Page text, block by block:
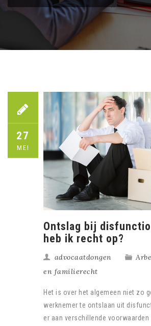
27
MEI
Ontslag bij
heb ik recht op?
advocaatdongen
en familierecht
Het is over het algemeen niet zo
werknemer te ontslaan uit
er aan verschillende